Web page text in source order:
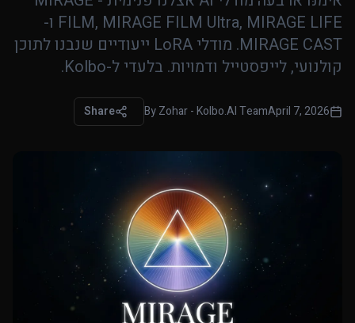
FILM, MIRAGE FILM Ultra, MIRAGE LIFE ו-
MIRAGE CAST. מודלי LoRA ייעודיים שנבנו לתוכן
קולנועי, לייפסטייל ודמויות. בלעדי ל-Kolbo.
April 7, 2026
ByZohar - Kolbo.AI Team
Share